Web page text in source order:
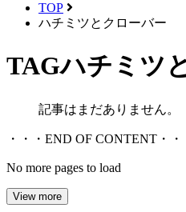
TOP
ハチミツとクローバー
TAGハチミツ
記事はまだありません。
・・・END OF CONTENT・・
No more pages to load
View more